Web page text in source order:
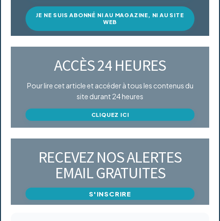
JE NE SUIS ABONNÉ NI AU MAGAZINE, NI AU SITE
WEB
ACCÈS 24 HEURES
Pour lire cet article et accéder à tous les contenus du
site durant 24 heures
CLIQUEZ ICI
RECEVEZ NOS ALERTES
EMAIL GRATUITES
S'INSCRIRE